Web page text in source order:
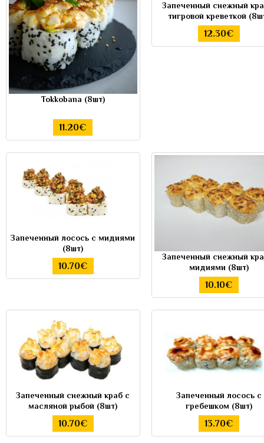
Tokkobana (8шт)
11.20€
Запеченный снежный
тигровой креветкой
12.30€
Запеченный лосось с мидиями
(8шт)
10.70€
Запеченный снежный
мидиями (8шт)
10.10€
Запеченный снежный краб с
масляной рыбой (8шт)
10.70€
Запеченный лосось с
гребешком (8шт)
13.70€